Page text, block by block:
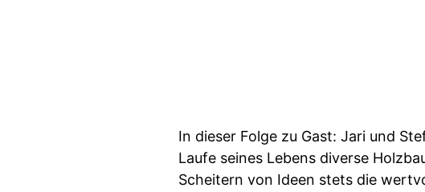
In dieser Folge zu Gast: Jari und
Laufe seines Lebens diverse
Scheitern von Ideen stets die